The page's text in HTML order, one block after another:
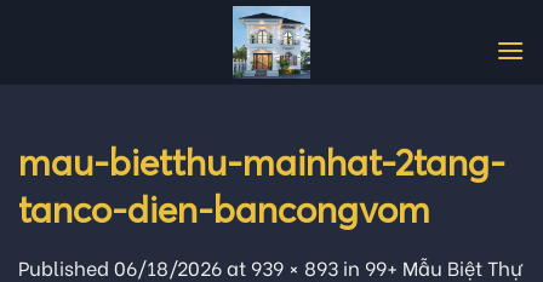
mau-bietthu-mainhat-2tang-
tanco-dien-bancongvom
Published 06/18/2026at 939 × 893 in 99+ Mẫu Biệt Thự